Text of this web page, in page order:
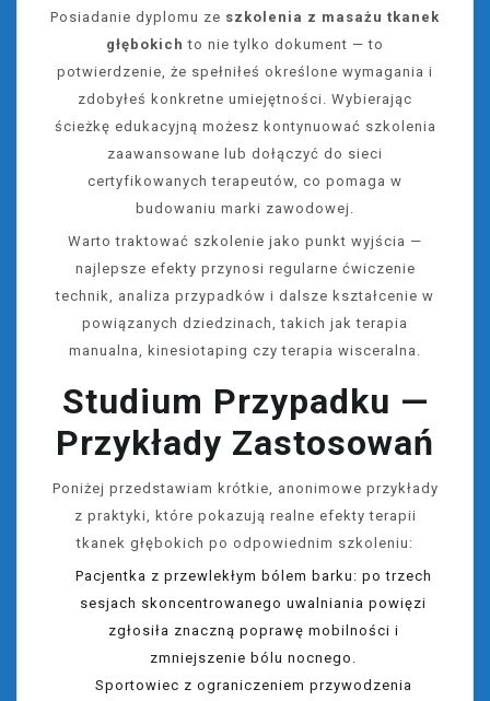
Posiadanie dyplomu ze szkolenia z masażu tkanek
głębokich to nie tylko dokument — to
potwierdzenie, że spełniłeś określone wymagania i
zdobyłeś konkretne umiejętności. Wybierając
ścieżkę edukacyjną możesz kontynuować szkolenia
zaawansowane lub dołączyć do sieci
certyfikowanych terapeutów, co pomaga w
budowaniu marki zawodowej.
Warto traktować szkolenie jako punkt wyjścia —
najlepsze efekty przynosi regularne ćwiczenie
technik, analiza przypadków i dalsze kształcenie w
powiązanych dziedzinach, takich jak terapia
manualna, kinesiotaping czy terapia wisceralna.
Studium Przypadku —
Przykłady Zastosowań
Poniżej przedstawiam krótkie, anonimowe przykłady
z praktyki, które pokazują realne efekty terapii
tkanek głębokich po odpowiednim szkoleniu:
Pacjentka z przewlekłym bólem barku: po trzech
sesjach skoncentrowanego uwalniania powięzi
zgłosiła znaczną poprawę mobilności i
zmniejszenie bólu nocnego.
Sportowiec z ograniczeniem przywodzenia